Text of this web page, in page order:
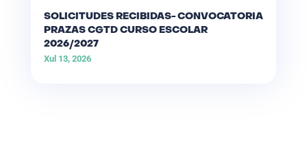
SOLICITUDES RECIBIDAS- CONVOCATORIA
PRAZAS CGTD CURSO ESCOLAR
2026/2027
Xul 13, 2026